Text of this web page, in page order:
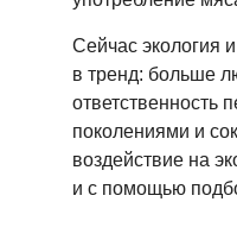
Сейчас экология
в тренд: больше
ответственность
поколениями и
воздействие на
и с помощью